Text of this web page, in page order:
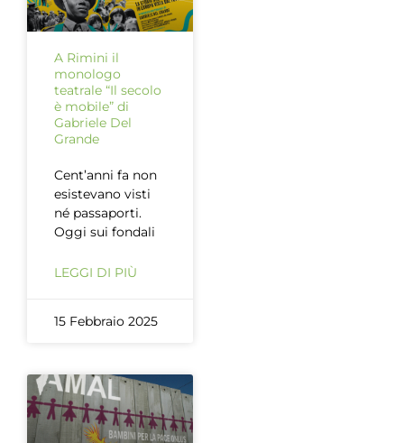
A Rimini il
monologo
teatrale “Il secolo
è mobile” di
Gabriele Del
Grande
Cent’anni fa non
esistevano visti
né passaporti.
Oggi sui fondali
LEGGI DI PIÙ
15 Febbraio 2025